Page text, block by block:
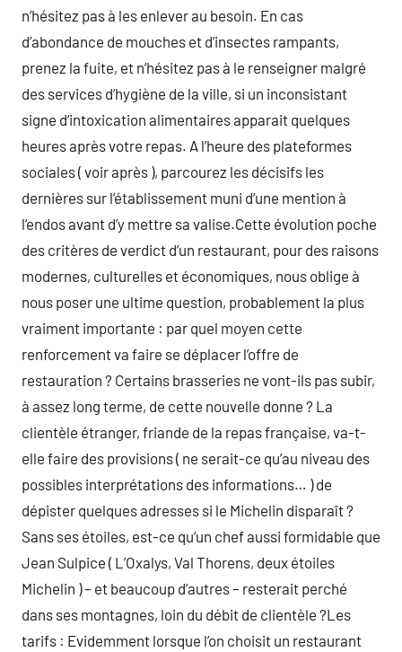
n’hésitez pas à les enlever au besoin. En cas
d’abondance de mouches et d’insectes rampants,
prenez la fuite, et n’hésitez pas à le renseigner malgré
des services d’hygiène de la ville, si un inconsistant
signe d’intoxication alimentaires apparait quelques
heures après votre repas. A l’heure des plateformes
sociales ( voir après ), parcourez les décisifs les
dernières sur l’établissement muni d’une mention à
l’endos avant d’y mettre sa valise.Cette évolution poche
des critères de verdict d’un restaurant, pour des raisons
modernes, culturelles et économiques, nous oblige à
nous poser une ultime question, probablement la plus
vraiment importante : par quel moyen cette
renforcement va faire se déplacer l’offre de
restauration ? Certains brasseries ne vont-ils pas subir,
à assez long terme, de cette nouvelle donne ? La
clientèle étranger, friande de la repas française, va-t-
elle faire des provisions ( ne serait-ce qu’au niveau des
possibles interprétations des informations… ) de
dépister quelques adresses si le Michelin disparaît ?
Sans ses étoiles, est-ce qu’un chef aussi formidable que
Jean Sulpice ( L’Oxalys, Val Thorens, deux étoiles
Michelin ) – et beaucoup d’autres – resterait perché
dans ses montagnes, loin du débit de clientèle ?Les
tarifs : Evidemment lorsque l’on choisit un restaurant